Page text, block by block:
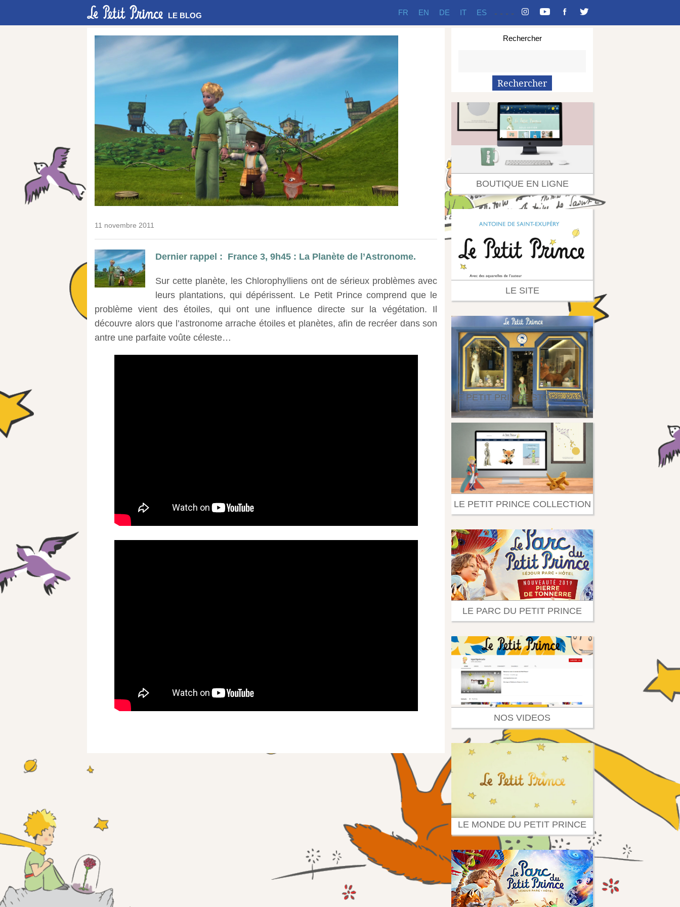
LE BLOG - - - -
FR EN DE IT ES
11 novembre 2011
Dernier rappel : France 3, 9h45 : La Planète de l’Astronome.
Sur cette planète, les Chlorophylliens ont de sérieux problèmes avec
leurs plantations, qui dépérissent. Le Petit Prince comprend que le
problème vient des étoiles, qui ont une influence directe sur la végétation. Il
découvre alors que l’astronome arrache étoiles et planètes, afin de recréer dans son
antre une parfaite voûte céleste…
Rechercher
BOUTIQUE EN LIGNE
LE SITE
LE PETIT PRINCE STORE PARIS
LE PETIT PRINCE COLLECTION
LE PARC DU PETIT PRINCE
NOS VIDEOS
LE MONDE DU PETIT PRINCE